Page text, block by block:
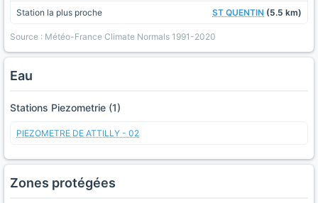
Station la plus proche ST QUENTIN (5.5 km)
Source : Météo-France Climate Normals 1991-2020
Eau
Stations Piezometrie (1)
PIEZOMETRE DE ATTILLY - 02
Zones protégées